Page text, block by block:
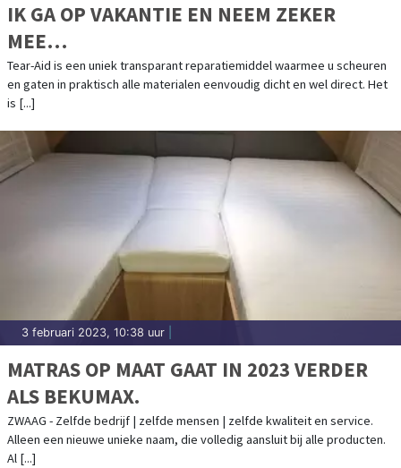
IK GA OP VAKANTIE EN NEEM ZEKER
MEE…
Tear-Aid is een uniek transparant reparatiemiddel waarmee u scheuren
en gaten in praktisch alle materialen eenvoudig dicht en wel direct. Het
is [...]
3 februari 2023, 10:38 uur
MATRAS OP MAAT GAAT IN 2023 VERDER
ALS BEKUMAX.
ZWAAG - Zelfde bedrijf | zelfde mensen | zelfde kwaliteit en service.
Alleen een nieuwe unieke naam, die volledig aansluit bij alle producten.
Al [...]